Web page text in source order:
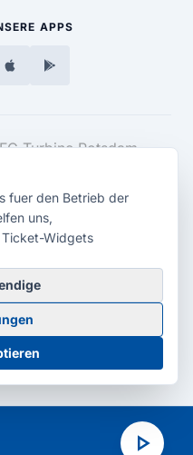
play_arrow
APPS
durch dieMedienagentur
DatenschutzImpressum
fuer den Betrieb der
uns,
Widgets